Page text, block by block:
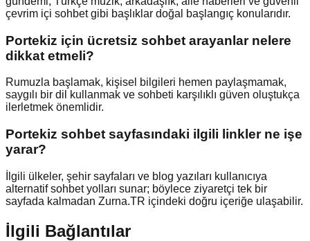
çevrim içi sohbet gibi başlıklar doğal başlangıç konularıdır.
Portekiz için ücretsiz sohbet arayanlar nelere
dikkat etmeli?
Rumuzla başlamak, kişisel bilgileri hemen paylaşmamak,
saygılı bir dil kullanmak ve sohbeti karşılıklı güven oluştukça
ilerletmek önemlidir.
Portekiz sohbet sayfasındaki ilgili linkler ne işe
yarar?
İlgili ülkeler, şehir sayfaları ve blog yazıları kullanıcıya
alternatif sohbet yolları sunar; böylece ziyaretçi tek bir
sayfada kalmadan Zurna.TR içindeki doğru içeriğe ulaşabilir.
İlgili Bağlantılar